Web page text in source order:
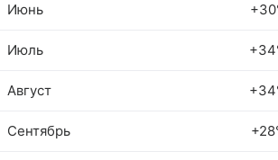
Июнь
Июль
Август
Сентябрь